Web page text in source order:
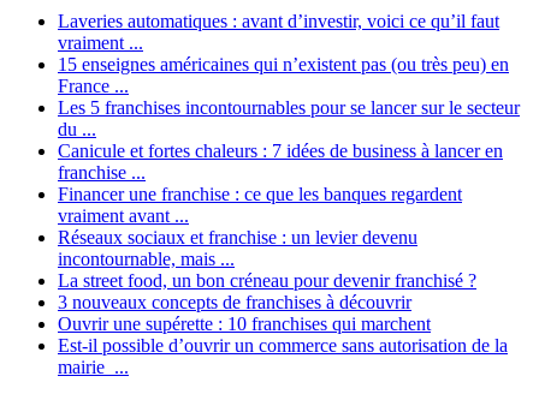
Laveries automatiques : avant d’investir, voici ce qu’il faut
vraiment ...
15 enseignes américaines qui n’existent pas (ou très peu) en
France ...
Les 5 franchises incontournables pour se lancer sur le secteur
du ...
Canicule et fortes chaleurs : 7 idées de business à lancer en
franchise ...
Financer une franchise : ce que les banques regardent
vraiment avant ...
Réseaux sociaux et franchise : un levier devenu
incontournable, mais ...
La street food, un bon créneau pour devenir franchisé ?
3 nouveaux concepts de franchises à découvrir
Ouvrir une supérette : 10 franchises qui marchent
Est-il possible d’ouvrir un commerce sans autorisation de la
mairie ...